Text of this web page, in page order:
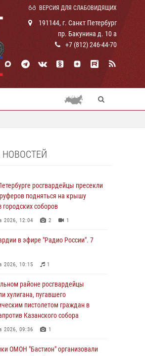
ВЕРСИЯ ДЛЯ СЛАБОВИДЯЩИХ
191144, г. Санкт Петербург
пр. Бакунина д. 10 а
+7 (812) 246-44-70
НОВОСТЕЙ
росгвардейцы пресекли
подняться на крышу
городских соборов
2026, 12:04 2 1
в эфире "Радио России". 7
2026, 10:15 1
районе росгвардейцы
хулигана, пугавшего
пистолетом граждан в
Казанского собора
2026, 09:36 1
ОМОН "Бастион" организовали